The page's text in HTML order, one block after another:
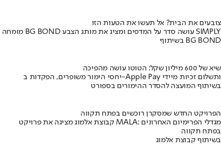
צובעים את הבית? אל תעשו את הטעות הזו
מומחה BG BOND עושה סדר על המדפים ומציג את מותג הצבע SIMPLY
בשיתוף BG BOND
שיא של 600 מיליון שקל: הטוטו עושה מהפיכה
יחסי הימור משופרים, הפקדות ב-Apple Pay ותשלום זכיות מיידי
בשיתוף המועצה להסדר ההימורים בספורט
הפרויקט החדש שמסקרן רוכשים בפתח תקווה
קבוצת אלמוג מציגה את פרויקט MALA: מגדלי הפרימיום האחרונים
בפתח תקווה
בשיתוף קבוצת אלמוג